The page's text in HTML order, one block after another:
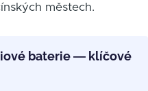
městech.
baterie — klíčové